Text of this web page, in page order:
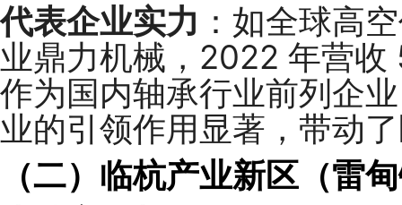
代表企业实力 ：如全球高
业鼎力机械，2022 年营
作为国内轴承行业前列企
业的引领作用显著，带动
（二）临杭产业新区（雷